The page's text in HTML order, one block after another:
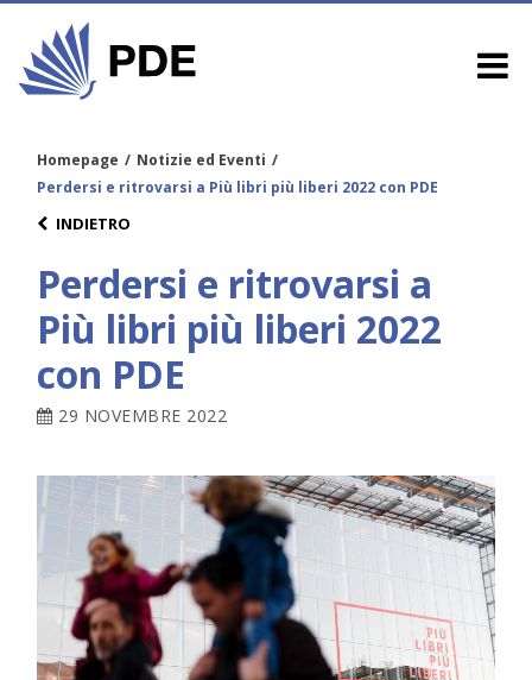
Homepage / Notizie ed Eventi /
Perdersi e ritrovarsi a Più libri più liberi 2022 con PDE
INDIETRO
Perdersi e ritrovarsi a
Più libri più liberi 2022
con PDE
29 NOVEMBRE 2022